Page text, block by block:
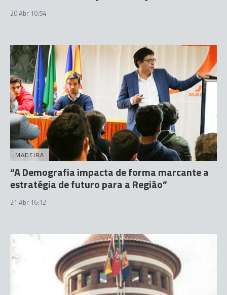
20 Abr 10:54
MADEIRA
“A Demografia impacta de forma marcante a
estratégia de futuro para a Região”
21 Abr 16:12